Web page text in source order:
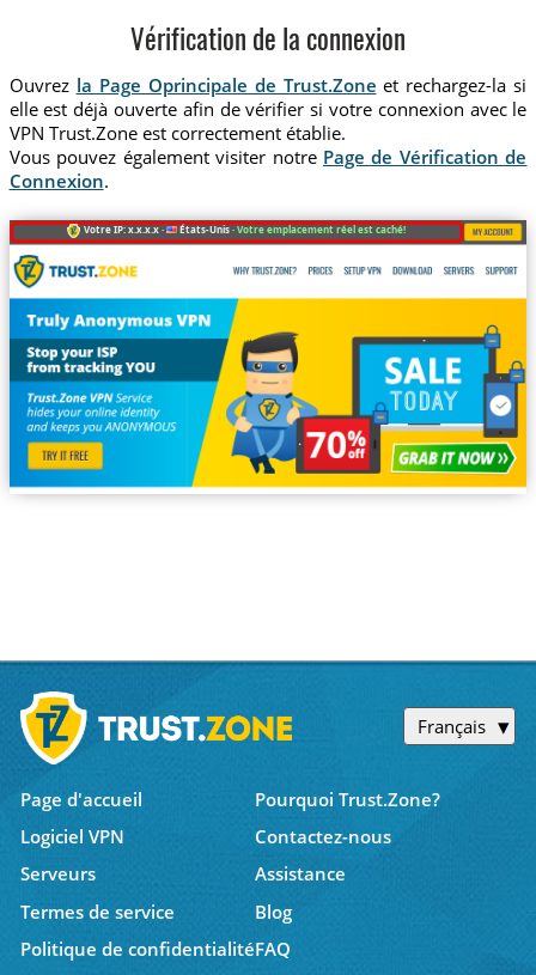
Vérification de la connexion
Ouvrez la Page Oprincipale de Trust.Zone et rechargez-la si
elle est déjà ouverte afin de vérifier si votre connexion avec le
VPN Trust.Zone est correctement établie.
Vous pouvez également visiter notre Page de Vérification de
Connexion.
Votre IP: x.x.x.x · États-Unis ·Votre emplacement réel est caché!
Français
Page d'accueil
Pourquoi Trust.Zone?
Logiciel VPN
Contactez-nous
Serveurs
Assistance
Termes de service
Blog
Politique de confidentialitéFAQ